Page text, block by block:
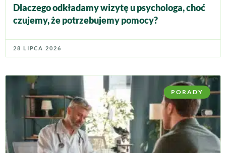
Dlaczego odkładamy wizytę u psychologa, choć
czujemy, że potrzebujemy pomocy?
28 LIPCA 2026
PORADY